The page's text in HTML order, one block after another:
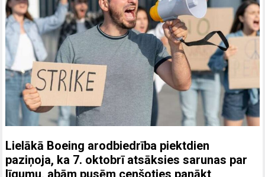
Lielākā Boeing arodbiedrība piektdien
paziņoja, ka 7. oktobrī atsāksies sarunas par